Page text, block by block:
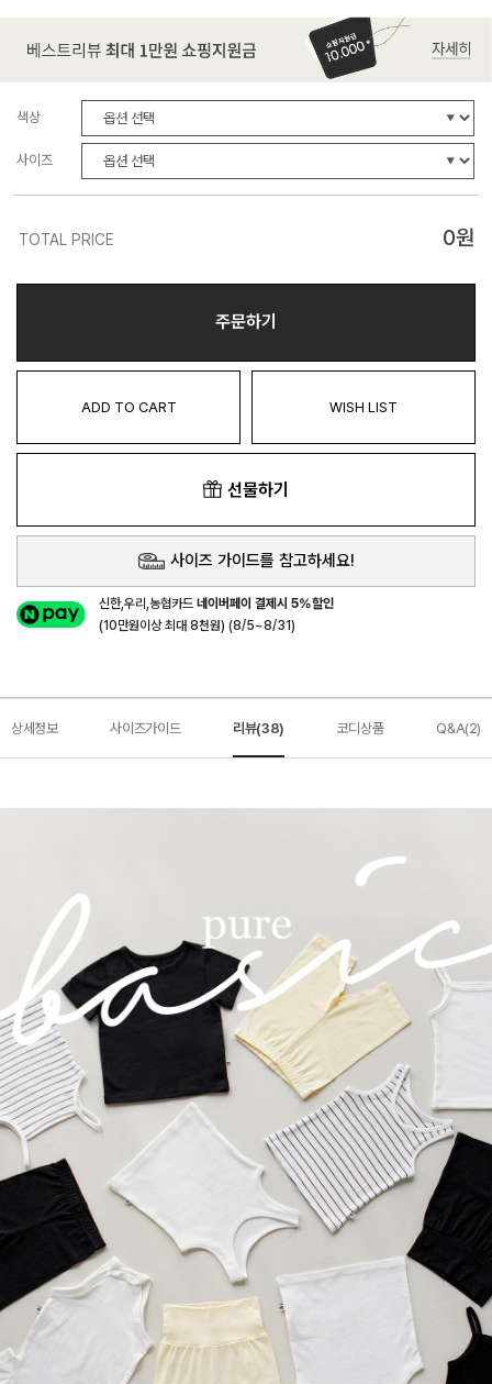
색상
사이즈
TOTAL PRICE 0원
주문하기
ADD TO CART WISH LIST
선물하기
사이즈 가이드를 참고하세요!
신한,우리,농협카드네이버페이 결제시 5%할인
(10만원이상 최대 8천원) (8/5~8/31)
상세정보 사이즈가이드 리뷰(38) 코디상품 Q&A(2)